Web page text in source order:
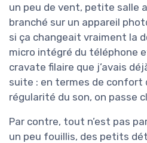
un peu de vent, petite salle
branché sur un appareil
si ça changeait vraiment la
micro intégré du téléphone
cravate filaire que j’avais
suite : en termes de confort
régularité du son, on passe
Par contre, tout n’est pas
un peu fouillis, des petits